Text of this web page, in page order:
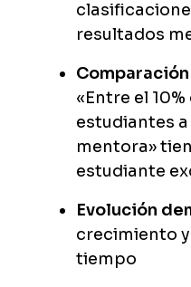
resultados
«Entre el
estudiantes
mentora»
estudiante
Evolución
crecimiento
tiempo